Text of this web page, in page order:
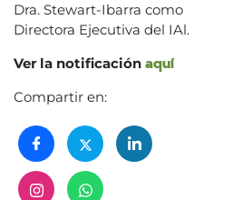
Dra. Stewart-Ibarra como
Directora Ejecutiva del IAl.
Ver la notificación aquí
Compartir en: